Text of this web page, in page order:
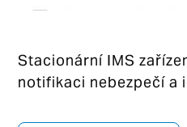
Stacionární IMS
notifikaci nebezpečí a